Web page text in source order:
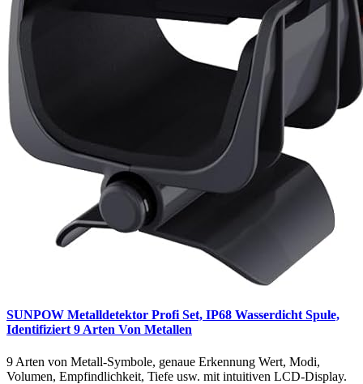
SUNPOW Metalldetektor Profi Set, IP68 Wasserdicht Spule,
Identifiziert 9 Arten Von Metallen
9 Arten von Metall-Symbole, genaue Erkennung Wert, Modi,
Volumen, Empfindlichkeit, Tiefe usw. mit intuitiven LCD-Display.